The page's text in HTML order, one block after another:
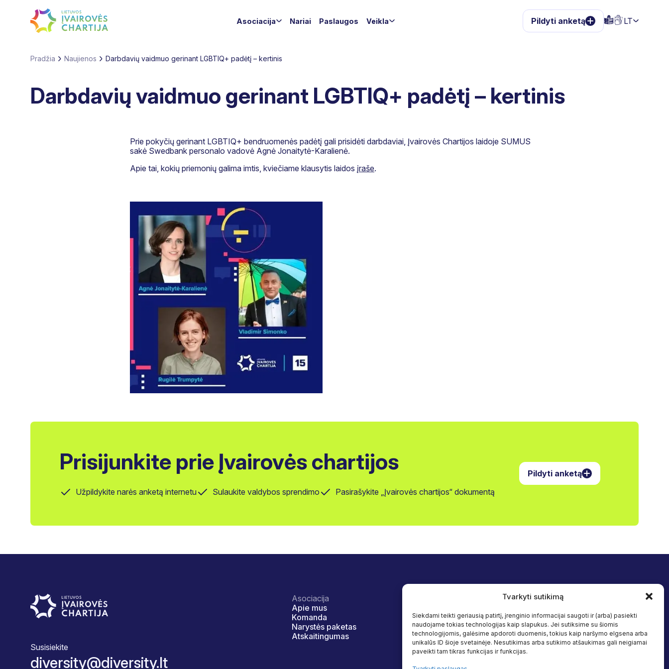
Tvarkyti sutikimą
Siekdami teikti geriausią patirtį, įrenginio informacijai saugoti ir (arba) pasiekti
naudojame tokias technologijas kaip slapukus. Jei sutiksime su šiomis
technologijomis, galėsime apdoroti duomenis, tokius kaip naršymo elgsena arba
unikalūs ID šioje svetainėje. Nesutikimas arba sutikimo atšaukimas gali neigiamai
paveikti tam tikras funkcijas ir funkcijas.
Asociacija Nariai Paslaugos Veikla Pildyti anketą LT
Pradžia Naujienos Darbdavių vaidmuo gerinant LGBTIQ+ padėtį – kertinis
Darbdavių vaidmuo gerinant LGBTIQ+ padėtį – kertinis
Prie pokyčių gerinant LGBTIQ+ bendruomenės padėtį gali prisidėti darbdaviai, Įvairovės Chartijos laidoje SUMUS
sakė Swedbank personalo vadovė Agnė Jonaitytė-Karalienė.
Apie tai, kokių priemonių galima imtis, kviečiame klausytis laidos įraše.
Prisijunkite prie Įvairovės chartijos
Užpildykite narės anketą internetu Sulaukite valdybos sprendimo Pasirašykite „Įvairovės chartijos“ dokumentą
Pildyti anketą
Susisiekite
diversity@diversity.lt
Asociacija
Apie mus
Komanda
Narystės paketas
Atskaitingumas
Naudos
Programos
Tyrimai
Naudingi šaltiniai
Sekite mus
Linkedin